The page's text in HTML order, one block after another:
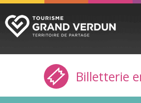
DÉCOUVRIR
A VOIR / A FAIRE
Billetterie